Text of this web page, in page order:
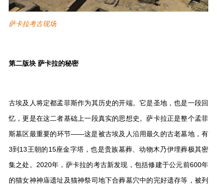
萨卡拉考古现场
第二版块 萨卡拉的秘密
古埃及人将定都孟菲斯作为其历史的开端。它是圣地，也是一段回
忆，更是在这二者基础上一段真实的思想史。萨卡拉正是整个孟菲
斯墓区最重要的环节——这是被古埃及人沿用最久的古老墓地，有
3到13王朝的15座金字塔，也是贵族墓葬、动物木乃伊埋葬极其密
集之处。2020年，萨卡拉的考古新发现，包括修建于公元前600年
的猫女神神庙遗址及猫神祭司地下合葬墓穴中的完好遗存等，被列